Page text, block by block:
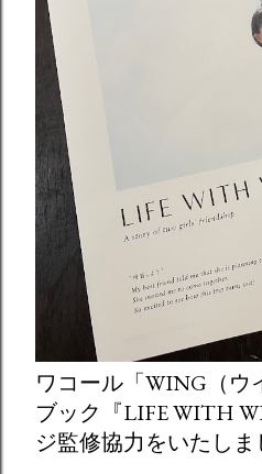
ワコール「WING（ウ
ブック『LIFE WITH
ジ監修協力をいたしま